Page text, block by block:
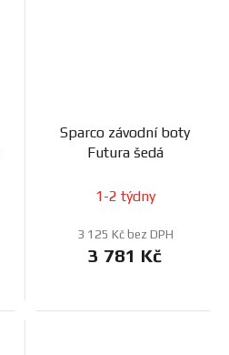
Sparco závodní boty
Futura šedá
1-2 týdny
3 125 Kč bez DPH
3 781 Kč